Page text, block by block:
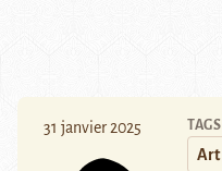
31 janvier 2025 TAGS
Art